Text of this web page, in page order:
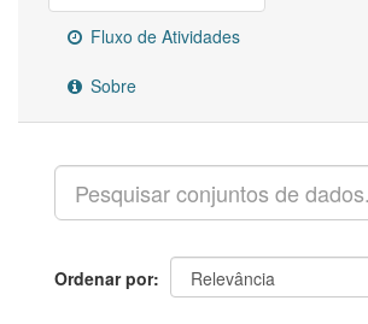
Fluxo de Atividades
Sobre
Ordenar por